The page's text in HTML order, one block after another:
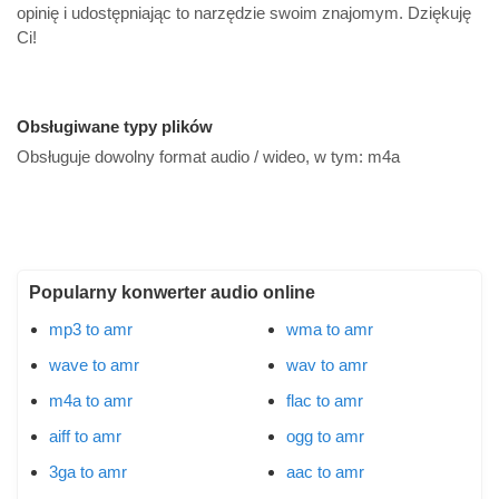
opinię i udostępniając to narzędzie swoim znajomym. Dziękuję
Ci!
Obsługiwane typy plików
Obsługuje dowolny format audio / wideo, w tym: m4a
Popularny konwerter audio online
mp3 to amr
wave to amr
m4a to amr
aiff to amr
3ga to amr
wma to amr
wav to amr
flac to amr
ogg to amr
aac to amr